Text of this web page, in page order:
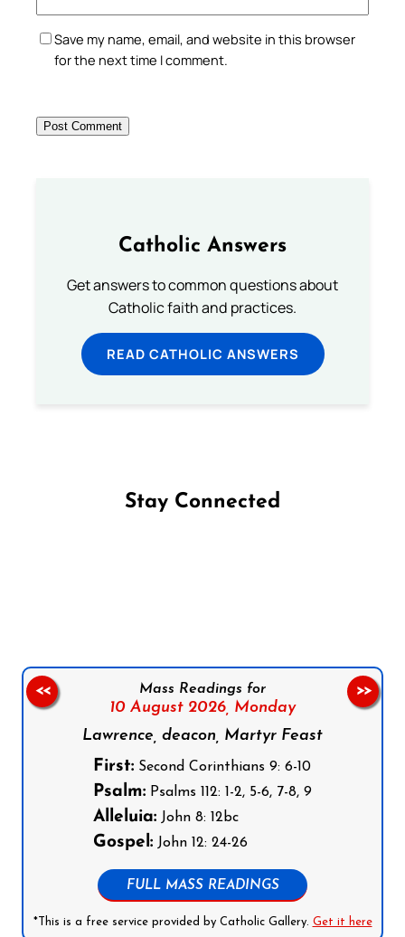
Save my name, email, and website in this browser
for the next time I comment.
Catholic Answers
Get answers to common questions about
Catholic faith and practices.
READ CATHOLIC ANSWERS
Stay Connected
Mass Readings for
10 August 2026, Monday
Lawrence, deacon, Martyr Feast
First: Second Corinthians 9: 6-10
Psalm: Psalms 112: 1-2, 5-6, 7-8, 9
Alleluia: John 8: 12bc
Gospel: John 12: 24-26
FULL MASS READINGS
*This is a free service provided by Catholic Gallery. Get it here
<< >>